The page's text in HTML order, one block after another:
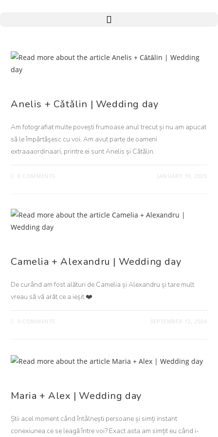
Anelis + Cǎtǎlin | Wedding day
Am fotografiat multe povești frumoase anul trecut și nu am apucat
sǎ le împǎrtǎșesc cu voi. Am avut parte de oameni
extraaaordinaari, printre ei sunt Anelis și Cǎtǎlin.
0 COMMENTS JANUARY 19, 2025
Camelia + Alexandru | Wedding day
De curând am fost alături de Camelia și Alexandru și tare mult
vreau să vă arăt ce a ieșit ❤️
0 COMMENTS SEPTEMBER 13, 2024
Maria + Alex | Wedding day
Știi acel moment când întâlnești persoane și simți instant
conexiunea ce se leagă între voi? Exact asta am simțit eu când i-